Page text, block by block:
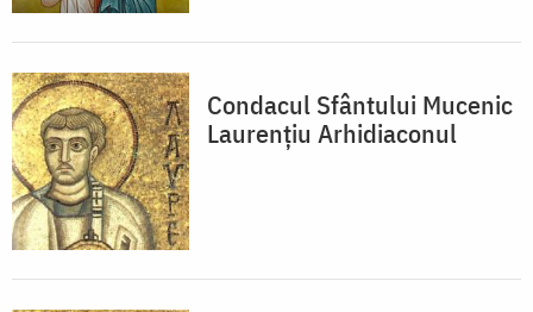
Condacul Sfântului Mucenic
Laurențiu Arhidiaconul